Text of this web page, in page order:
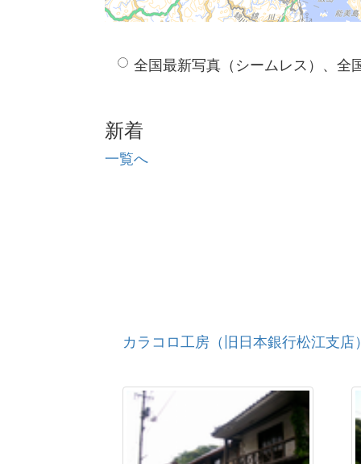
全国最新写真（シームレス）、全
新着
一覧へ
カラコロ工房（旧日本銀行松江支店